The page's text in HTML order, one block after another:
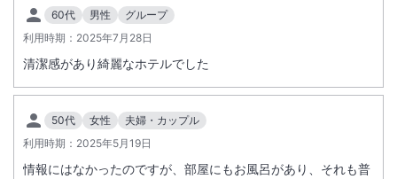
60代 男性
グループ
利用時期： 2025年7月28日
清潔感があり綺麗なホテルでした
50代 女性
夫婦・カップル
利用時期： 2025年5月19日
情報にはなかったのですが、部屋にもお風呂があり、それも普